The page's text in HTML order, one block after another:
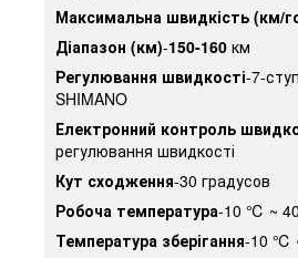
Максимальна швидкість (км/
Діапазон (км)-150-160 км
Регулювання швидкості-7-
SHIMANO
Електронний контроль
регулювання швидкості
Кут сходження-30 градусов
Робоча температура-10 ℃ ~
Температура зберігання-10 ℃